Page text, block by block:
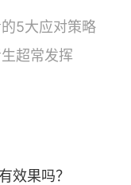
5大应对策略
超常发挥
效果吗？